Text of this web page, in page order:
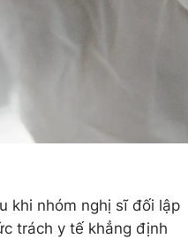
khi nhóm nghị sĩ đối lập
trách y tế khẳng định